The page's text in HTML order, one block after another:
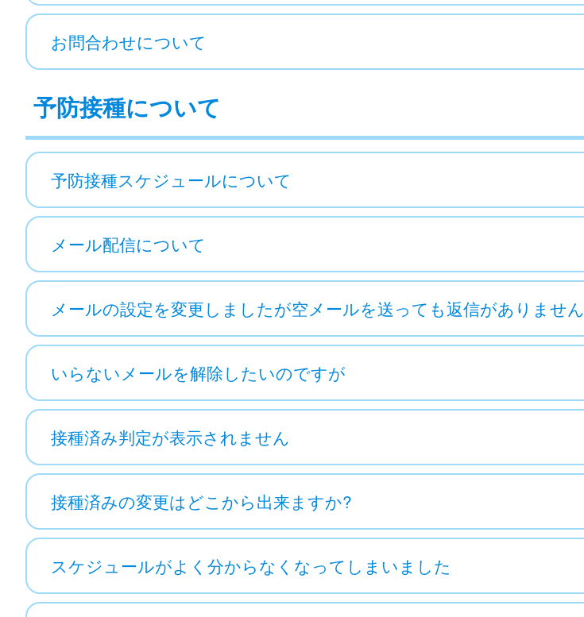
お問合わせについて
予防接種について
予防接種スケジュールについて
メール配信について
メールの設定を変更しましたが空メールを送っても返信がありません
いらないメールを解除したいのですが
接種済み判定が表示されません
接種済みの変更はどこから出来ますか?
スケジュールがよく分からなくなってしまいました